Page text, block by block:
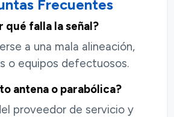
Frecuentes
qué falla la señal?
a una mala alineación,
o equipos defectuosos.
antena o parabólica?
proveedor de servicio y